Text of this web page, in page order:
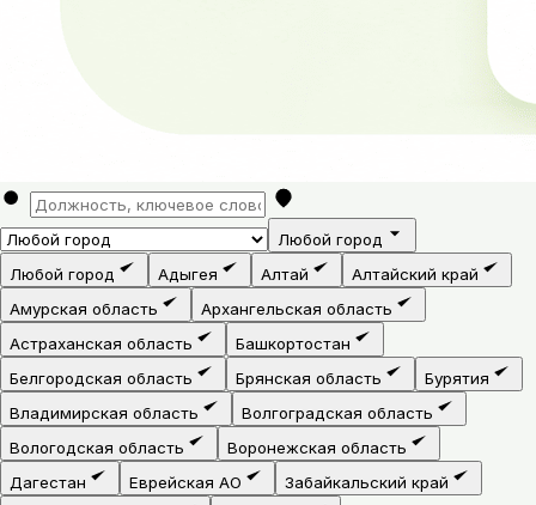
Любой город
Любой город
Адыгея Алтай
Алтайский край
Амурская область
Архангельская область
Астраханская область
Башкортостан
Белгородская область
Брянская область
Бурятия
Владимирская область
Волгоградская область
Вологодская область
Воронежская область
Дагестан
Еврейская АО
Забайкальский край